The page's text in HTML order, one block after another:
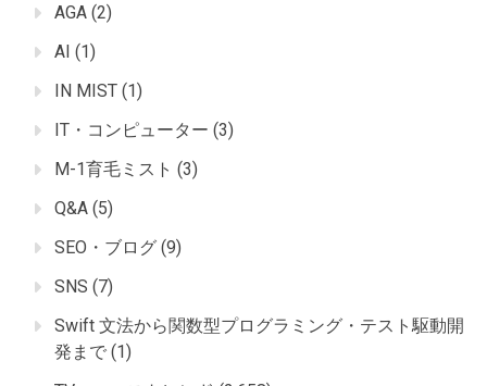
AGA (2)
AI (1)
IN MIST (1)
IT・コンピューター (3)
M-1育毛ミスト (3)
Q&A (5)
SEO・ブログ (9)
SNS (7)
Swift 文法から関数型プログラミング・テスト駆動開
発まで (1)